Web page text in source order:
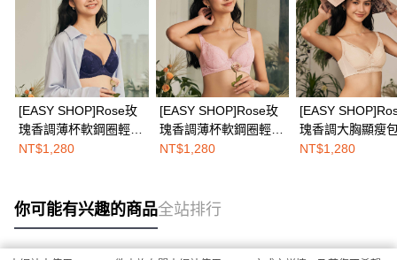
[EASY SHOP]Rose玫
瑰香調薄杯軟鋼圈輕塑
圓潤美胸內衣-深情玫
NT$1,280
[EASY SHOP]Rose玫
瑰香調薄杯軟鋼圈輕塑
圓潤美胸內衣-初戀玫
NT$1,280
[EASY
瑰香調大胸顯瘦
定無鋼圈內衣-玫
NT$1,280
你可能有兴趣的商品全站排行